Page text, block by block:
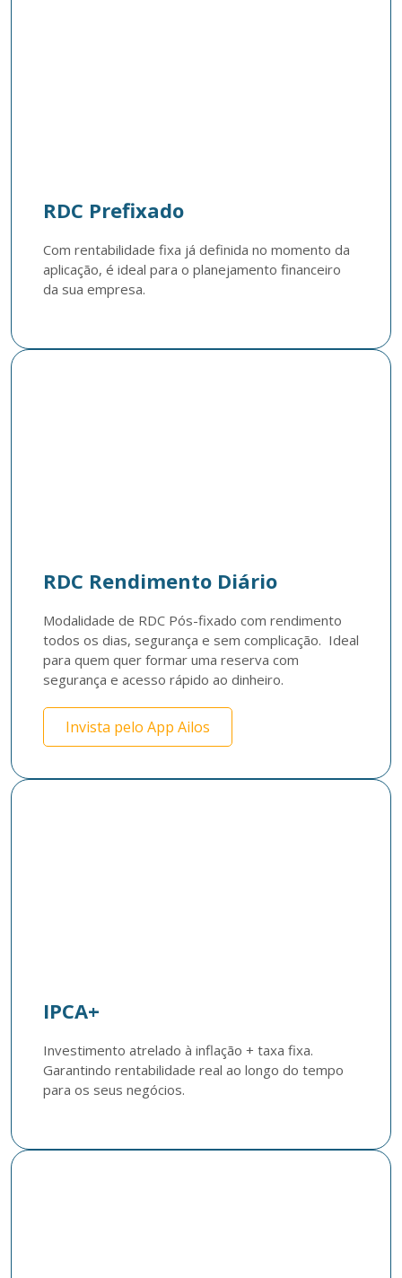
RDC Prefixado
Com rentabilidade fixa já definida no momento da
aplicação, é ideal para o planejamento financeiro
da sua empresa.
RDC Rendimento Diário
Modalidade de RDC Pós-fixado com rendimento
todos os dias, segurança e sem complicação.  Ideal
para quem quer formar uma reserva com
Invista pelo App Ailos
IPCA+
Investimento atrelado à inflação + taxa fixa.
Garantindo rentabilidade real ao longo do tempo
para os seus negócios.